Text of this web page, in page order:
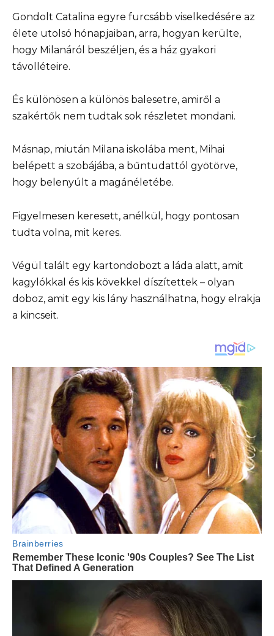
Gondolt Catalina egyre furcsább viselkedésére az
élete utolsó hónapjaiban, arra, hogyan kerülte,
hogy Milanáról beszéljen, és a ház gyakori
távolléteire.
És különösen a különös balesetre, amiről a
szakértők nem tudtak sok részletet mondani.
Másnap, miután Milana iskolába ment, Mihai
belépett a szobájába, a bűntudattól gyötörve,
hogy belenyúlt a magánéletébe.
Figyelmesen keresett, anélkül, hogy pontosan
tudta volna, mit keres.
Végül talált egy kartondobozt a láda alatt, amit
kagylókkal és kis kövekkel díszítettek – olyan
doboz, amit egy kis lány használhatna, hogy elrakja
a kincseit.